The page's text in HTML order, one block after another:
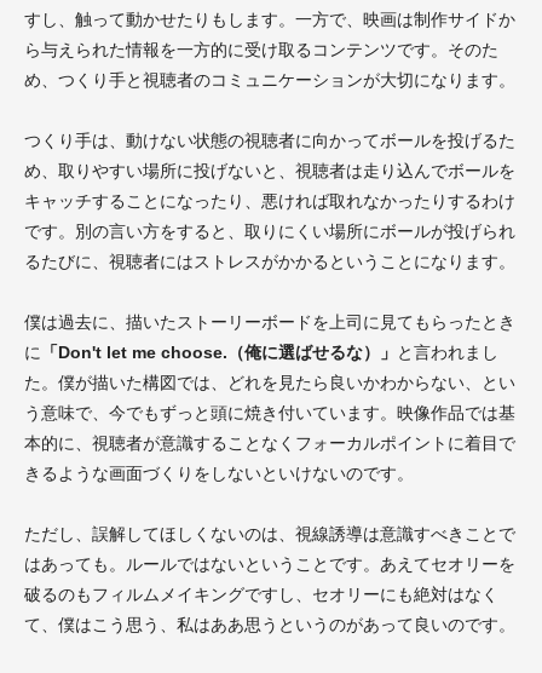
すし、触って動かせたりもします。一方で、映画は制作サイドか
ら与えられた情報を一方的に受け取るコンテンツです。そのた
め、つくり手と視聴者のコミュニケーションが大切になります。
つくり手は、動けない状態の視聴者に向かってボールを投げるた
め、取りやすい場所に投げないと、視聴者は走り込んでボールを
キャッチすることになったり、悪ければ取れなかったりするわけ
です。別の言い方をすると、取りにくい場所にボールが投げられ
るたびに、視聴者にはストレスがかかるということになります。
僕は過去に、描いたストーリーボードを上司に見てもらったとき
に
「Don't let me choose.（俺に選ばせるな）」 と言われまし
た。僕が描いた構図では、どれを見たら良いかわからない、とい
う意味で、今でもずっと頭に焼き付いています。映像作品では基
本的に、視聴者が意識することなくフォーカルポイントに着目で
きるような画面づくりをしないといけないのです。
ただし、誤解してほしくないのは、視線誘導は意識すべきことで
はあっても。ルールではないということです。あえてセオリーを
破るのもフィルムメイキングですし、セオリーにも絶対はなく
て、僕はこう思う、私はああ思うというのがあって良いのです。